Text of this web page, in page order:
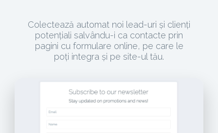
Colectează automat noi lead-uri și clienți
potențiali salvându-i ca contacte prin
pagini cu formulare online, pe care le
poți integra și pe site-ul tău.